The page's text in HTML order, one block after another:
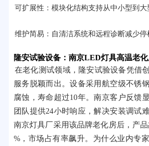
可扩展性：模块化结构支持从中小型到大
维护简易：自清洁系统和远程诊断减少停
隆安试验设备：南京LED灯具高温老
在老化测试领域，隆安试验设备凭借
服务脱颖而出。设备采用航空级不锈
腐蚀，寿命超过10年。南京客户反馈
团队提供24小时响应，解决安装调试
南京灯具厂采用该品牌老化房后，产
%，市场占有率飙升。为什么业内专